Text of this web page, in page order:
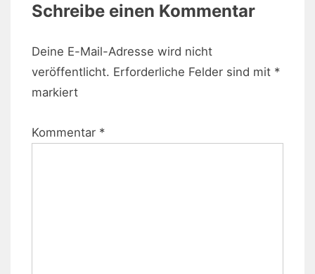
Schreibe einen Kommentar
Deine E-Mail-Adresse wird nicht
veröffentlicht. Erforderliche Felder sind mit *
markiert
Kommentar *